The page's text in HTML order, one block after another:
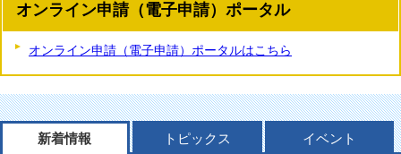
オンライン申請（電子申請）ポータル
オンライン申請（電子申請）ポータルはこちら
新着情報 トピックス イベント